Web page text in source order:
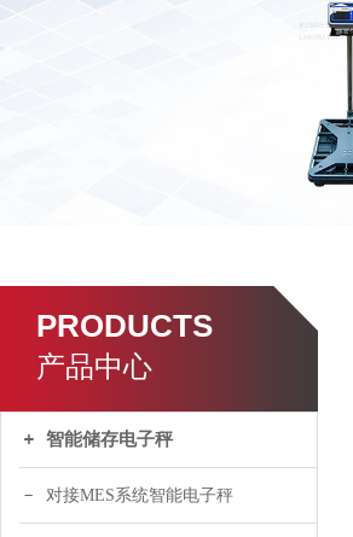
PRODUCTS
产品中心
智能储存电子秤
对接MES系统智能电子秤